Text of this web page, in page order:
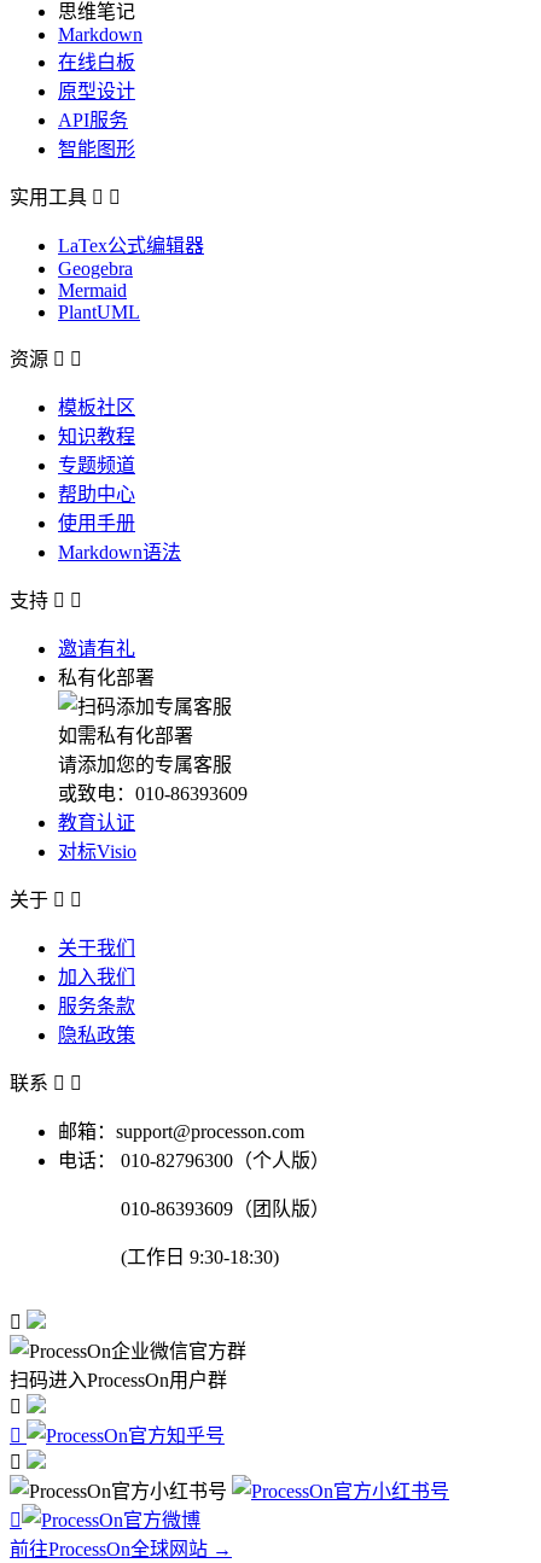
思维笔记
Markdown
在线白板
原型设计
API服务
智能图形
实用工具  
LaTex公式编辑器
Geogebra
Mermaid
PlantUML
资源  
模板社区
知识教程
专题频道
帮助中心
使用手册
Markdown语法
支持  
邀请有礼
私有化部署
如需私有化部署
请添加您的专属客服
或致电：010-86393609
教育认证
对标Visio
关于  
关于我们
加入我们
服务条款
隐私政策
联系  
邮箱：support@processon.com
电话：
010-82796300（个人版）
010-86393609（团队版）
(工作日 9:30-18:30)

扫码进入ProcessOn用户群




前往ProcessOn全球网站 →